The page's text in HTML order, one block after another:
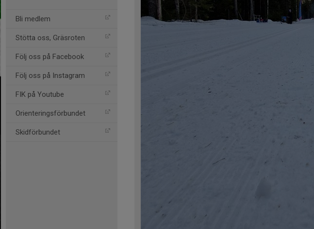
Bli medlem
Stötta oss, Gräsroten
Följ oss på Facebook
Följ oss på Instagram
FIK på Youtube
Orienteringsförbundet
Skidförbundet